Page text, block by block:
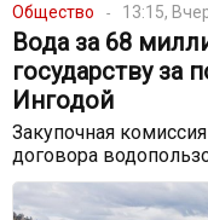
Общество 13:15,
Вода за 68
государству за
Ингодой
Закупочная
договора